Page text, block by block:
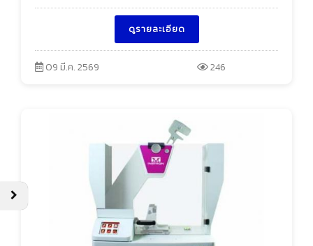
ดูรายละเอียด
09 มี.ค. 2569 246